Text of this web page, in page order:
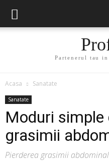
Partenerul tau
Acasa Sanatate
Sanatate
Moduri simple
grasimii
Pierderea grasimii